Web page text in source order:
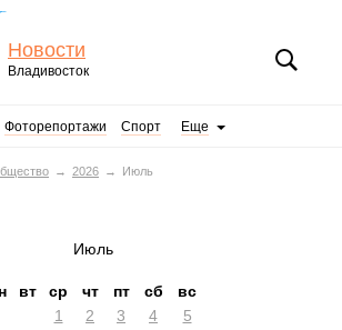
Новости
Владивосток
Фоторепортажи Спорт Еще
2026 Июль
Июль
вт ср чт пт сб
вс
1
2 3 4
5